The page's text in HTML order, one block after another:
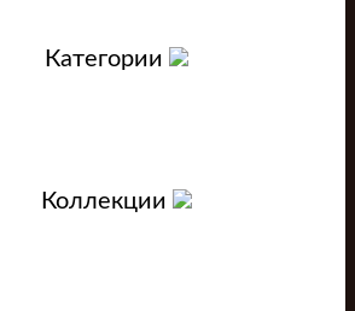
Категории
Коллекции